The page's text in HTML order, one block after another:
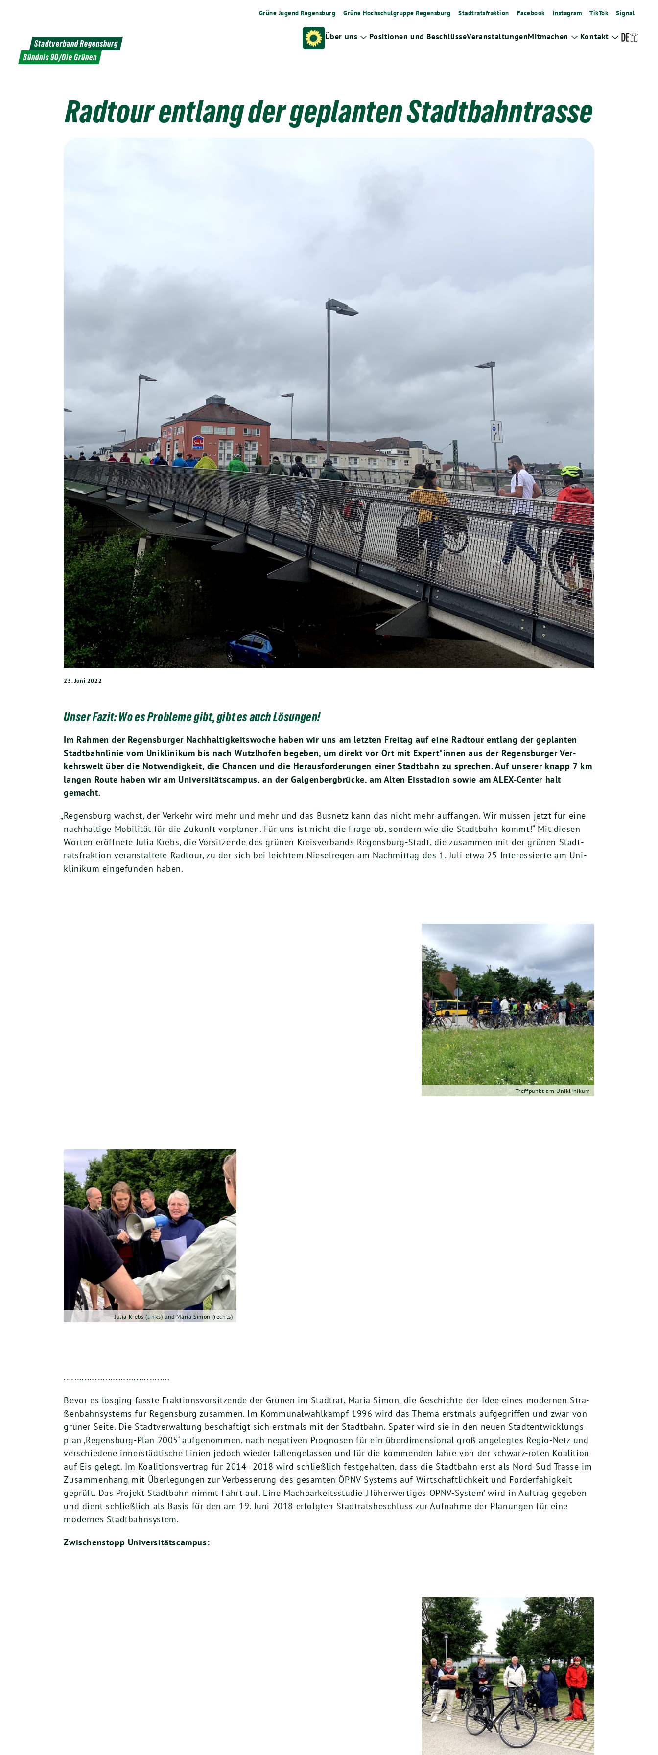
Grüne Jugend Regensburg Grüne Hochschulgruppe Regensburg Stadtratsfraktion Facebook Instagram TikTok Signal
Stadtverband Regensburg
Bündnis 90/Die Grünen
Über uns Zeige
Positionen und BeschlüsseVeranstaltungenMitmachen
Zeige
Kontakt Zeige
Radtour entlang der geplanten Stadtbahntrasse
23. Juni 2022
Unser Fazit: Wo es Probleme gibt, gibt es auch Lösungen!
Im Rah­men der Regens­bur­ger Nach­hal­tig­keits­wo­che haben wir uns am letz­ten Frei­tag auf eine Rad­tour ent­lang der geplan­ten
Stadt­bahn­li­nie vom Uni­kli­ni­kum bis nach Wut­zl­ho­fen bege­ben, um direkt vor Ort mit Expert*innen aus der Regens­bur­ger Ver­
kehrs­welt über die Not­wen­dig­keit, die Chan­cen und die Her­aus­for­de­run­gen einer Stadt­bahn zu spre­chen. Auf unse­rer knapp 7km
lan­gen Rou­te haben wir am Uni­ver­si­täts­cam­pus, an der Gal­gen­berg­brü­cke, am Alten Eis­sta­di­on sowie am ALEX-Cen­ter halt
gemacht.
„Regens­burg wächst, der Ver­kehr wird mehr und mehr und das Bus­netz kann das nicht mehr auf­fan­gen. Wir müs­sen jetzt für eine
nach­hal­ti­ge Mobi­li­tät für die Zukunft vor­pla­nen. Für uns ist nicht die Fra­ge ob, son­dern wie die Stadt­bahn kommt!“ Mit die­sen
Wor­ten eröff­ne­te Julia Krebs, die Vor­sit­zen­de des grü­nen Kreis­ver­bands Regens­burg-Stadt, die zusam­men mit der grü­nen Stadt­
rats­frak­ti­on ver­an­stal­te­te Rad­tour, zu der sich bei leich­tem Nie­sel­re­gen am Nach­mit­tag des 1. Juli etwa 25 Inter­es­sier­te am Uni­
kli­ni­kum ein­ge­fun­den haben.
Treff­punkt am Uniklinikum
Julia Krebs (links) und Maria Simon (rechts)
.….….….….….….….….….….
Bevor es los­ging fass­te Frak­ti­ons­vor­sit­zen­de der Grü­nen im Stadt­rat, Maria Simon, die Geschich­te der Idee eines moder­nen Stra­
ßen­bahn­sys­tems für Regens­burg zusam­men. Im Kom­mu­nal­wahl­kampf 1996 wird das The­ma erst­mals auf­ge­grif­fen und zwar von
grü­ner Sei­te. Die Stadt­ver­wal­tung beschäf­tigt sich erst­mals mit der Stadt­bahn. Spä­ter wird sie in den neu­en Stadt­ent­wick­lungs­
plan ‚Regens­burg-Plan 2005‘ auf­ge­nom­men, nach nega­ti­ven Pro­gno­sen für ein über­di­men­sio­nal groß ange­leg­tes Regio-Netz und
ver­schie­de­ne inner­städ­ti­sche Lini­en jedoch wie­der fal­len­ge­las­sen und für die kom­men­den Jah­re von der schwarz-roten Koali­ti­on
auf Eis gelegt. Im Koali­ti­ons­ver­trag für 2014–2018 wird schließ­lich fest­ge­hal­ten, dass die Stadt­bahn erst als Nord-Süd-Tras­se im
Zusam­men­hang mit Über­le­gun­gen zur Ver­bes­se­rung des gesam­ten ÖPNV-Sys­tems auf Wirt­schaft­lich­keit und För­der­fä­hig­keit
geprüft. Das Pro­jekt Stadt­bahn nimmt Fahrt auf. Eine Mach­bar­keits­stu­die ‚Höher­wer­ti­ges ÖPNV-Sys­tem’ wird in Auf­trag gege­ben
und dient schließ­lich als Basis für den am 19. Juni 2018 erfolg­ten Stadt­rats­be­schluss zur Auf­nah­me der Pla­nun­gen für eine
moder­nes Stadtbahnsystem.
Zwi­schen­stopp Universitätscampus: